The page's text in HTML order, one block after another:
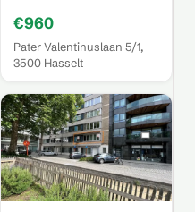
€960
Pater Valentinuslaan 5/1,
3500 Hasselt